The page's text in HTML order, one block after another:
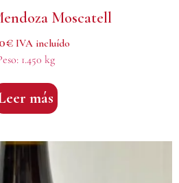
Moscatell
€ IVA incluído
1.450 kg
más